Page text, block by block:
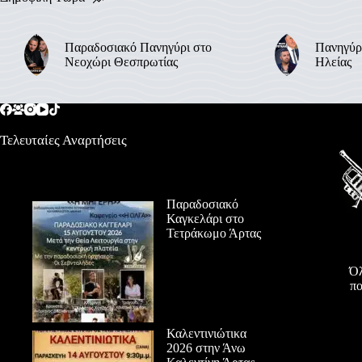
Παραδοσιακό Πανηγύρι στο
Νεοχώρι Θεσπρωτίας
Ηλείας
Τελευταίες Αναρτήσεις
Παραδοσιακό
Καγκελάρι στο
Τετράκωμο Άρτας
Καλεντινιώτικα
2026 στην Άνω